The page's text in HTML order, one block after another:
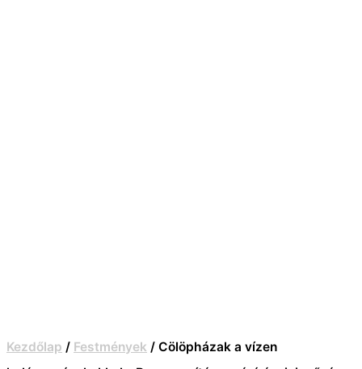
Kezdőlap / Festmények / Cölöpházak a vízen